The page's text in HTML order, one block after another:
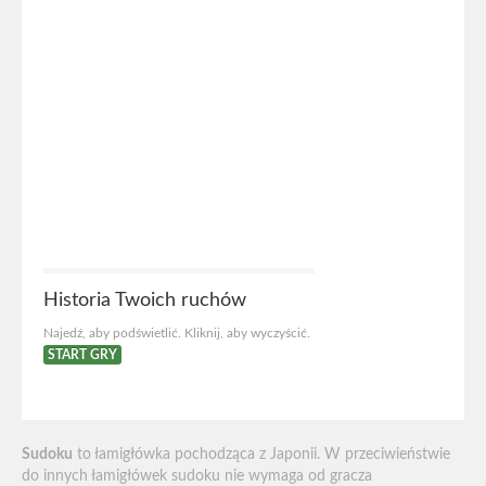
Historia Twoich ruchów
Najedź, aby podświetlić. Kliknij, aby wyczyścić.
START GRY
Sudoku to łamigłówka pochodząca z Japonii. W przeciwieństwie
do innych łamigłówek sudoku nie wymaga od gracza